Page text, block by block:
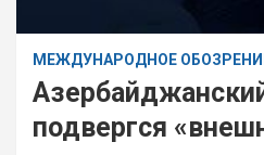
МЕЖДУНАРОДНОЕ
подвергся